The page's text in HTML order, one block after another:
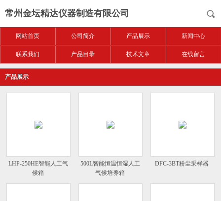
常州金坛精达仪器制造有限公司
网站首页 公司简介 产品展示 新闻中心
联系我们 产品目录 技术文章 在线留言
产品展示
LHP-250HE智能人工气
候箱
500L智能恒温恒湿人工
气候培养箱
DFC-3BT粉尘采样器